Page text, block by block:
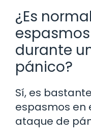
¿Es
durante
pánico?
Sí, es
espasmos en
ataque de